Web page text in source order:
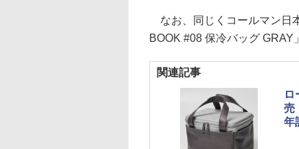
なお、同じくコールマン日
BOOK #08 保冷バッグ GRAY
関連記事
ロ
売
年